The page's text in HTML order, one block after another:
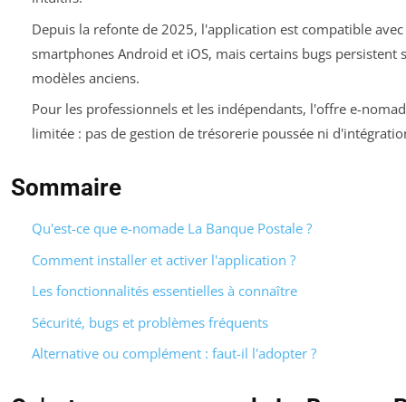
Depuis la refonte de 2025, l'application est compatible
smartphones Android et iOS, mais certains bugs persistent
modèles anciens.
Pour les professionnels et les indépendants, l'offre e-
limitée : pas de gestion de trésorerie poussée ni
Sommaire
Qu'est-ce que e-nomade La Banque Postale ?
Comment installer et activer l'application ?
Les fonctionnalités essentielles à connaître
Sécurité, bugs et problèmes fréquents
Alternative ou complément : faut-il l'adopter ?